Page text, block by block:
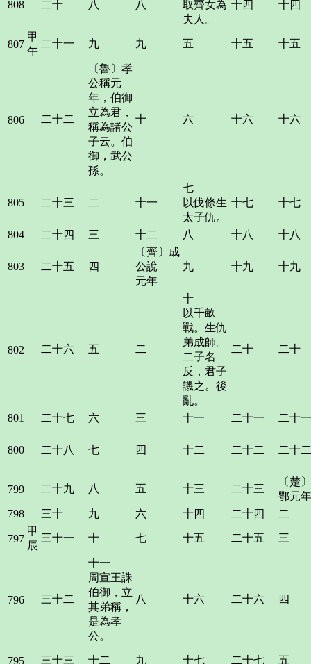
808 二十 八 八
取齊女為
夫人。
十四 十四
807
甲
午
二十一 九 九 五 十五 十五
806 二十二
〔魯〕孝
公稱元
年，伯御
立為君，
稱為諸公
子云。伯
御，武公
孫。
十 六 十六 十六
805 二十三 二 十一
七
以伐條生
太子仇。
十七 十七
804 二十四 三 十二 八 十八 十八
803 二十五 四
〔齊〕成
公說
元年
九 十九 十九
802 二十六 五 二
十
以千畝
戰。生仇
弟成師。
二子名
反，君子
譏之。後
亂。
二十 二十
801 二十七 六 三 十一 二十一 二十一
800 二十八 七 四 十二 二十二 二十二
799 二十九 八 五 十三 二十三
〔楚
鄂元年
798
三十 九 六 十四 二十四 二
797
甲
辰
三十一 十 七 十五 二十五 三
796 三十二
十一
周宣王誅
伯御，立
其弟稱，
是為孝
公。
八 十六 二十六 四
795 三十三 十二 九 十七 二十七 五